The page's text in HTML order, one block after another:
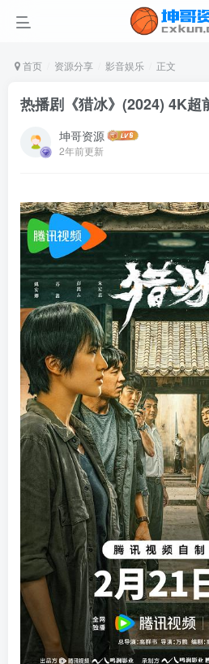
首页 资源分享 影音娱乐 正文
热播剧《猎冰》(2024) 4K超
坤哥资源
2年前更新